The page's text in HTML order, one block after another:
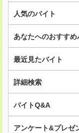
人気のバイト
あなたへのおすすめ
最近見たバイト
詳細検索
バイトQ&A
アンケート&プレゼ